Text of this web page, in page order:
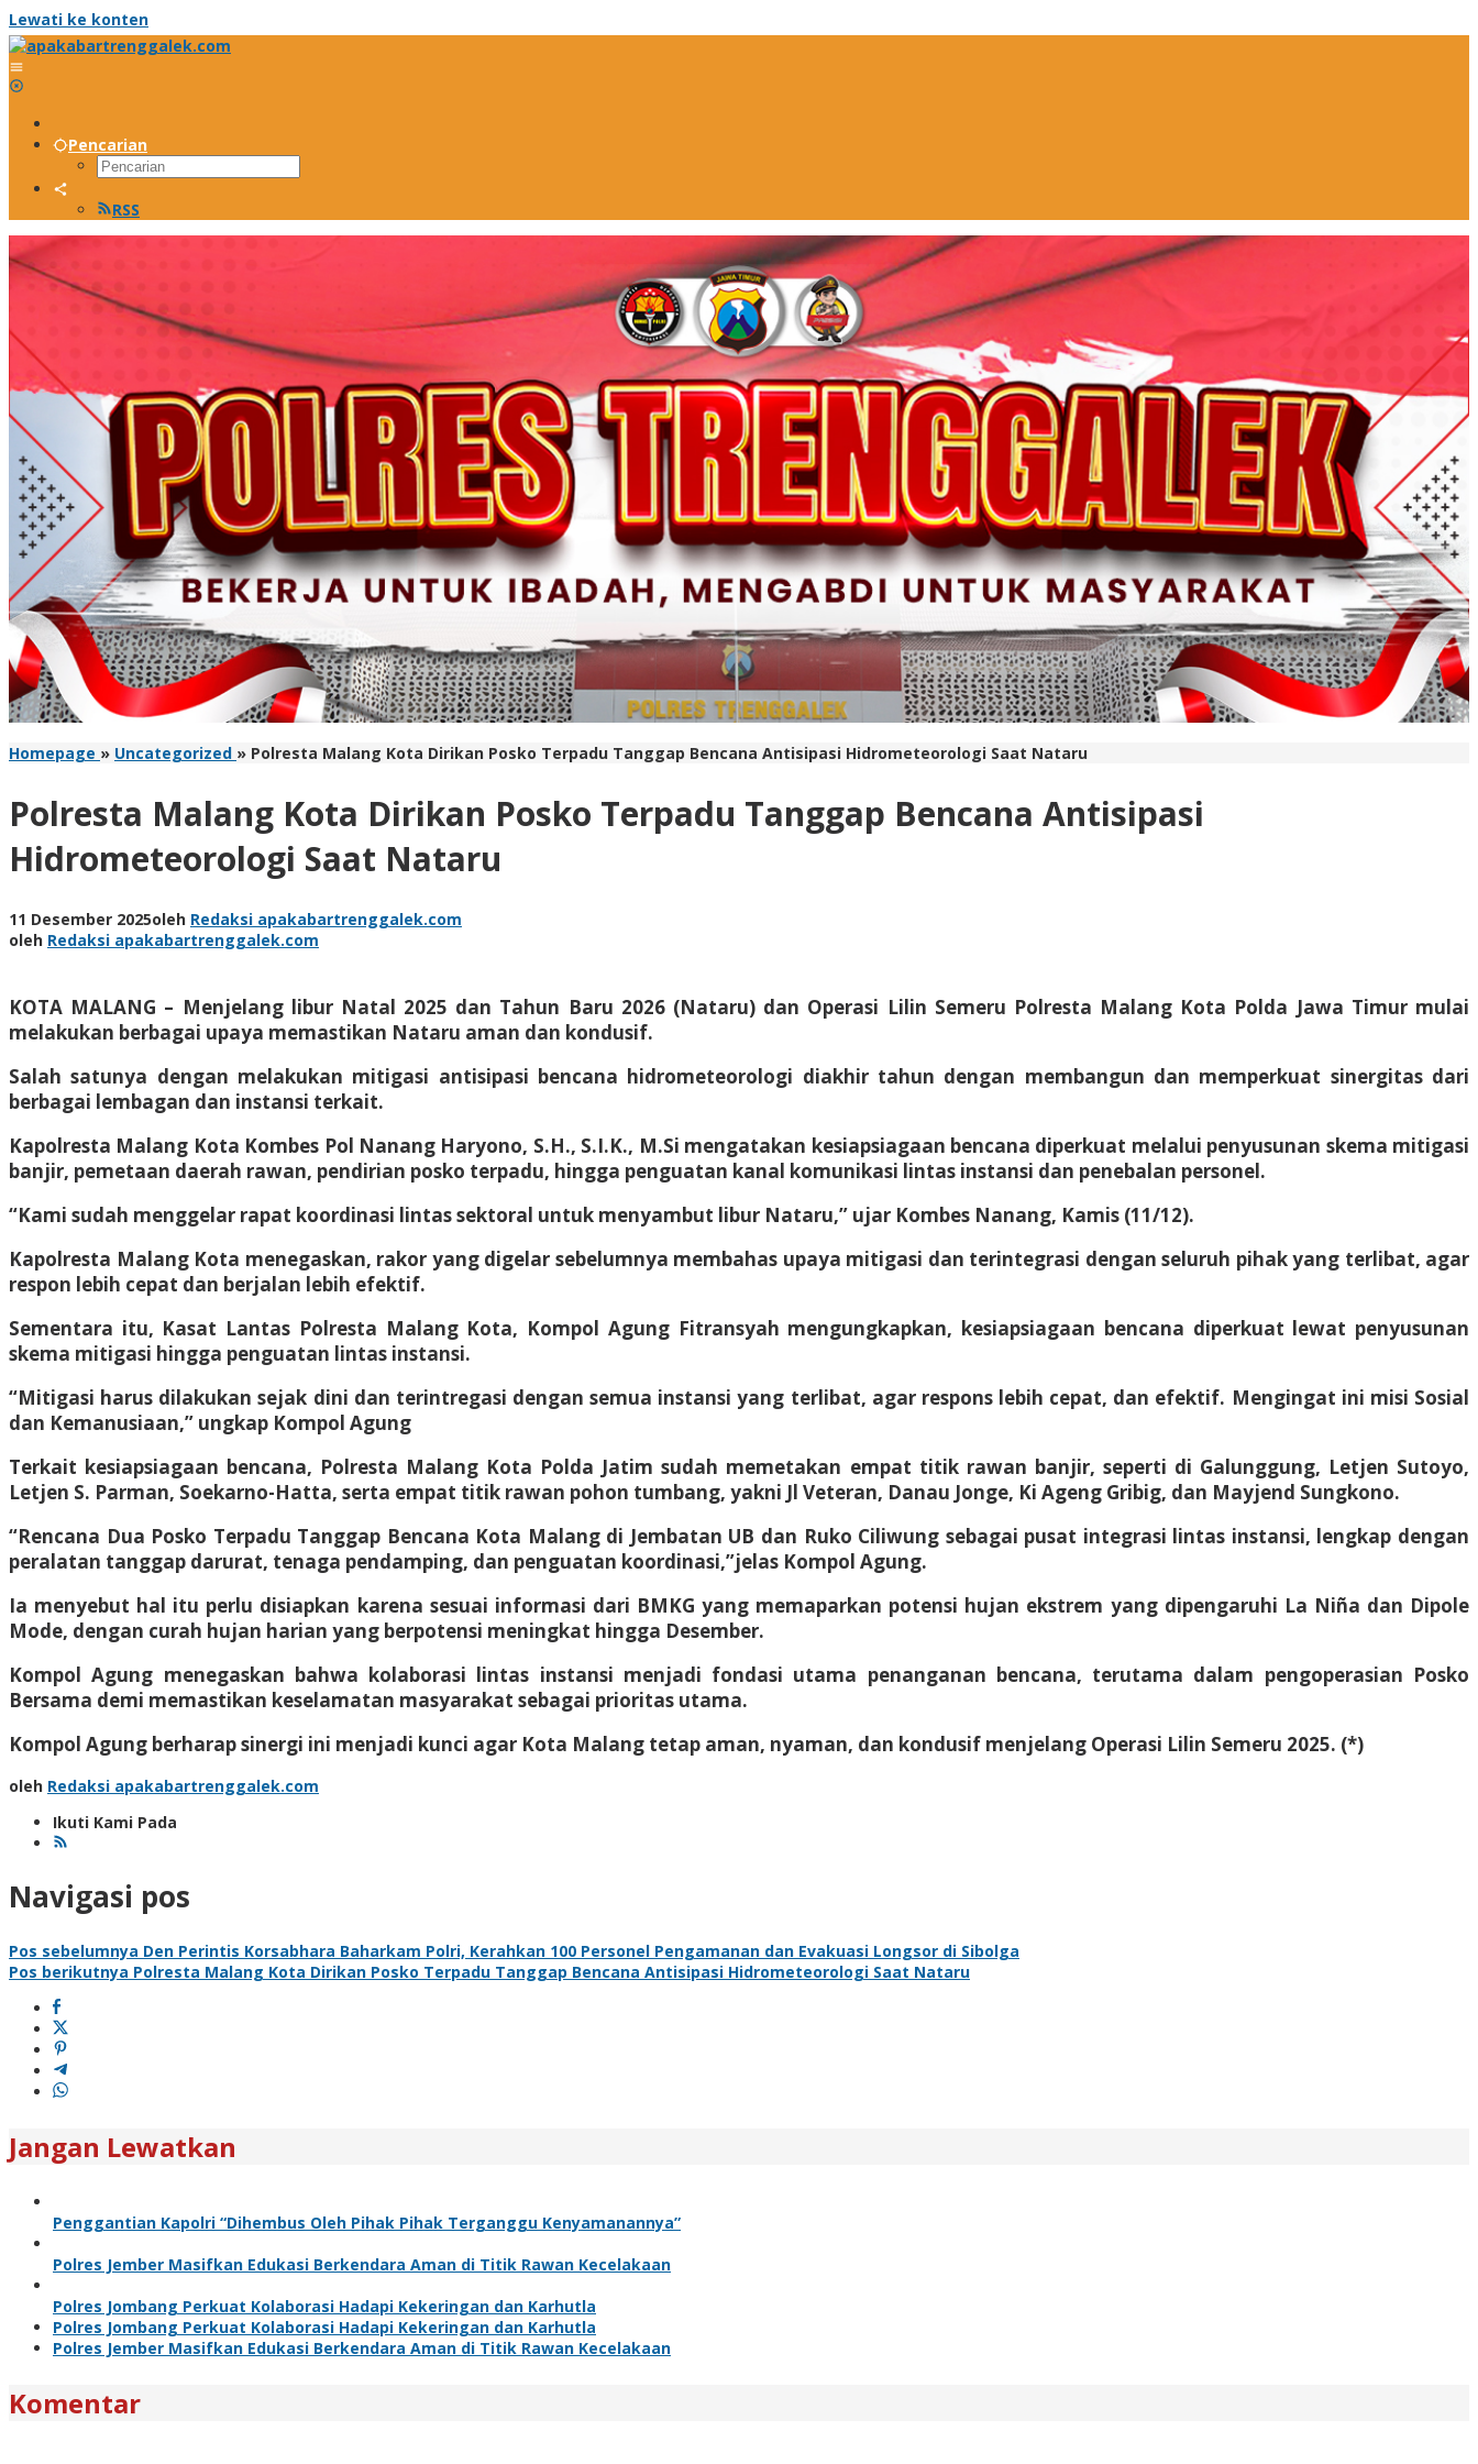
Lewati ke konten
Pencarian
RSS
Homepage » Uncategorized » Polresta Malang Kota Dirikan Posko Terpadu Tanggap Bencana Antisipasi Hidrometeorologi Saat Nataru
Polresta Malang Kota Dirikan Posko Terpadu Tanggap Bencana Antisipasi
Hidrometeorologi Saat Nataru
11 Desember 2025oleh Redaksi apakabartrenggalek.com
oleh Redaksi apakabartrenggalek.com
KOTA MALANG – Menjelang libur Natal 2025 dan Tahun Baru 2026 (Nataru) dan Operasi Lilin Semeru Polresta Malang Kota Polda Jawa Timur mulai
melakukan berbagai upaya memastikan Nataru aman dan kondusif.
Salah satunya dengan melakukan mitigasi antisipasi bencana hidrometeorologi diakhir tahun dengan membangun dan memperkuat sinergitas dari
berbagai lembagan dan instansi terkait.
Kapolresta Malang Kota Kombes Pol Nanang Haryono, S.H., S.I.K., M.Si mengatakan kesiapsiagaan bencana diperkuat melalui penyusunan skema mitigasi
banjir, pemetaan daerah rawan, pendirian posko terpadu, hingga penguatan kanal komunikasi lintas instansi dan penebalan personel.
“Kami sudah menggelar rapat koordinasi lintas sektoral untuk menyambut libur Nataru,” ujar Kombes Nanang, Kamis (11/12).
Kapolresta Malang Kota menegaskan, rakor yang digelar sebelumnya membahas upaya mitigasi dan terintegrasi dengan seluruh pihak yang terlibat, agar
respon lebih cepat dan berjalan lebih efektif.
Sementara itu, Kasat Lantas Polresta Malang Kota, Kompol Agung Fitransyah mengungkapkan, kesiapsiagaan bencana diperkuat lewat penyusunan
skema mitigasi hingga penguatan lintas instansi.
“Mitigasi harus dilakukan sejak dini dan terintregasi dengan semua instansi yang terlibat, agar respons lebih cepat, dan efektif. Mengingat ini misi Sosial
dan Kemanusiaan,” ungkap Kompol Agung
Terkait kesiapsiagaan bencana, Polresta Malang Kota Polda Jatim sudah memetakan empat titik rawan banjir, seperti di Galunggung, Letjen Sutoyo,
Letjen S. Parman, Soekarno-Hatta, serta empat titik rawan pohon tumbang, yakni Jl Veteran, Danau Jonge, Ki Ageng Gribig, dan Mayjend Sungkono.
“Rencana Dua Posko Terpadu Tanggap Bencana Kota Malang di Jembatan UB dan Ruko Ciliwung sebagai pusat integrasi lintas instansi, lengkap dengan
peralatan tanggap darurat, tenaga pendamping, dan penguatan koordinasi,”jelas Kompol Agung.
Ia menyebut hal itu perlu disiapkan karena sesuai informasi dari BMKG yang memaparkan potensi hujan ekstrem yang dipengaruhi La Niña dan Dipole
Mode, dengan curah hujan harian yang berpotensi meningkat hingga Desember.
Kompol Agung menegaskan bahwa kolaborasi lintas instansi menjadi fondasi utama penanganan bencana, terutama dalam pengoperasian Posko
Bersama demi memastikan keselamatan masyarakat sebagai prioritas utama.
Kompol Agung berharap sinergi ini menjadi kunci agar Kota Malang tetap aman, nyaman, dan kondusif menjelang Operasi Lilin Semeru 2025. (*)
oleh Redaksi apakabartrenggalek.com
Ikuti Kami Pada
Navigasi pos
Pos sebelumnya Den Perintis Korsabhara Baharkam Polri, Kerahkan 100 Personel Pengamanan dan Evakuasi Longsor di Sibolga
Pos berikutnya Polresta Malang Kota Dirikan Posko Terpadu Tanggap Bencana Antisipasi Hidrometeorologi Saat Nataru
Jangan Lewatkan
Penggantian Kapolri “Dihembus Oleh Pihak Pihak Terganggu Kenyamanannya”
Polres Jember Masifkan Edukasi Berkendara Aman di Titik Rawan Kecelakaan
Polres Jombang Perkuat Kolaborasi Hadapi Kekeringan dan Karhutla
Polres Jombang Perkuat Kolaborasi Hadapi Kekeringan dan Karhutla
Polres Jember Masifkan Edukasi Berkendara Aman di Titik Rawan Kecelakaan
Komentar